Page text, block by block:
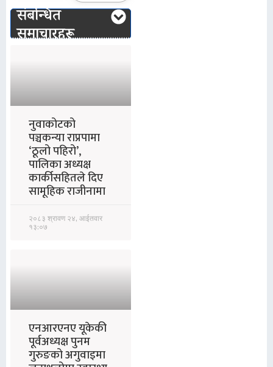
संबन्धित
समाचारहरू
नुवाकोटको
पञ्चकन्या राप्रपामा
‘ठूलो पहिरो’,
पालिका अध्यक्ष
कार्कीसहितले दिए
सामूहिक राजीनामा
२०८३ श्रावण २४, आईतवार
१३:०७
एनआरएनए यूकेकी
पूर्वअध्यक्ष पुनम
गुरुङको अगुवाइमा